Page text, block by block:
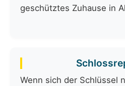
geschütztes Zuhause in
Wenn sich der Schlüssel